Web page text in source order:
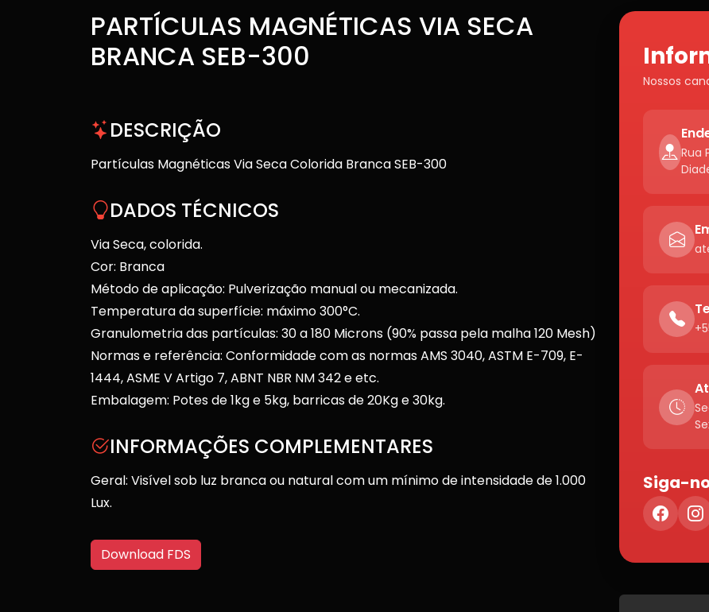
PARTÍCULAS MAGNÉTICAS VIA SECA
BRANCA SEB-300
DESCRIÇÃO
Partículas Magnéticas Via Seca Colorida Branca SEB-300
DADOS TÉCNICOS
Via Seca, colorida.
Cor: Branca
Método de aplicação: Pulverização manual ou mecanizada.
Temperatura da superfície: máximo 300°C.
Granulometria das partículas: 30 a 180 Microns (90% passa pela malha 120 Mesh)
Normas e referência: Conformidade com as normas AMS 3040, ASTM E-709, E-
1444, ASME V Artigo 7, ABNT NBR NM 342 e etc.
Embalagem: Potes de 1kg e 5kg, barricas de 20Kg e 30kg.
INFORMAÇÕES COMPLEMENTARES
Geral: Visível sob luz branca ou natural com um mínimo de intensidade de 1.000
Lux.
Download FDS
Nossos
Rua
Siga-